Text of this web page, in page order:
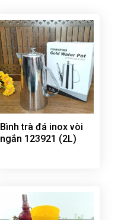
Bình trà đá inox vòi
ngắn 123921 (2L)